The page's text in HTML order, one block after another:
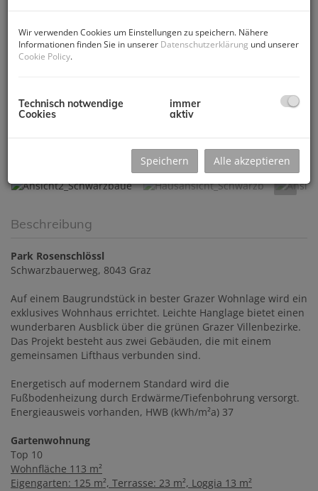
Ansicht2_Schwarzbaue
Beschreibung
Park Rosenschlössl
Schwarzbauerweg, 8043 Graz
Auf einem Baugrundstück in bester Grazer Wohnlage wird ein
exklusives Wohnhaus errichtet. Leichte Hanglage bietet einen
wunderbaren Ausblick über die grünen Grazer Villenbezirke.
Das Projekt besteht aus zwei Gebäuden, die mit einem
gemeinsamen Lifthaus verbunden sind.
Energetisch auf modernem Standard wird die
Fußbodenheizung durch Erdwärme/Tiefenbohrung versorgt.
Energieausweis vorhanden, HWB (kWh/m²a) 37
Gartenwohnung
Top 10
Wohnfläche 113 m²
Eigengarten: 125 m², Terrasse: 23 m², Loggia 13 m²
Wir verwenden Cookies um Einstellungen zu speichern. Nähere
Informationen finden Sie in unserer Datenschutzerklärung und unserer
Cookie Policy.
Technisch notwendige
Cookies
immer
aktiv
Speichern Alle akzeptieren